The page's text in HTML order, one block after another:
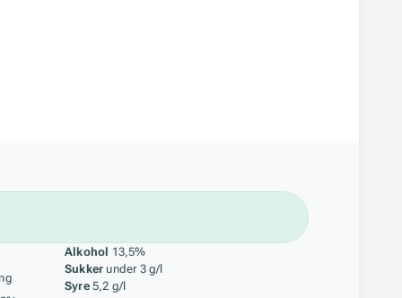
Alkohol 13,5%
Sukker under 3 g/l
Syre 5,2 g/l